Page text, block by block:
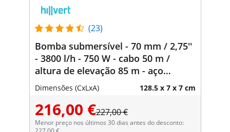
(23)
Bomba submersível - 70 mm / 2,75''
- 3800 l/h - 750 W - cabo 50 m /
altura de elevação 85 m - aço
inoxidável
Dimensões (CxLxA) 128.5 x 7 x 7 cm
216,00 €227,00 €
Menor preço nos últimos 30 dias antes do desconto: